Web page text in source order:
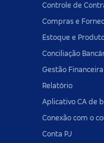
Controle de
Compras e
Estoque e
Conciliação
Gestão Financeira
Relatório
Aplicativo CA de
Conexão com o
Conta PJ